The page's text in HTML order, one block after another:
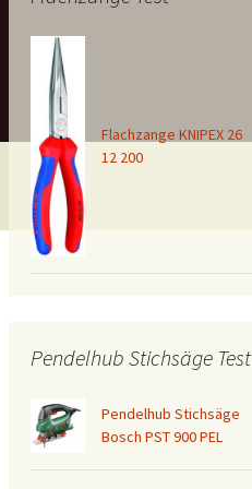
Flachzange KNIPEX 26
12 200
Pendelhub Stichsäge Test
Pendelhub Stichsäge
Bosch PST 900 PEL